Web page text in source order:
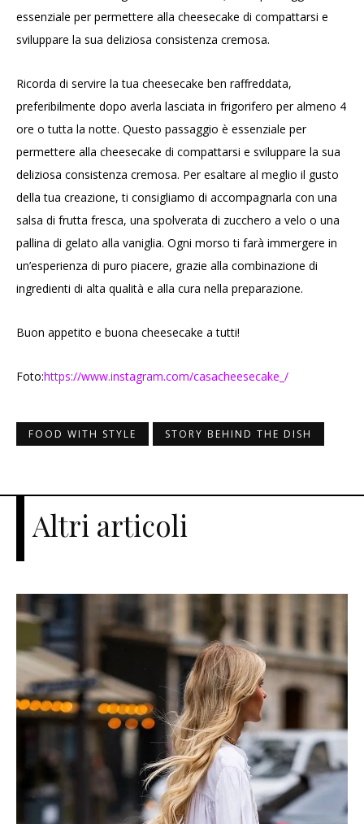
essenziale per permettere alla cheesecake di compattarsi e
sviluppare la sua deliziosa consistenza cremosa.
Ricorda di servire la tua cheesecake ben raffreddata,
preferibilmente dopo averla lasciata in frigorifero per almeno 4
ore o tutta la notte. Questo passaggio è essenziale per
permettere alla cheesecake di compattarsi e sviluppare la sua
deliziosa consistenza cremosa. Per esaltare al meglio il gusto
della tua creazione, ti consigliamo di accompagnarla con una
salsa di frutta fresca, una spolverata di zucchero a velo o una
pallina di gelato alla vaniglia. Ogni morso ti farà immergere in
un’esperienza di puro piacere, grazie alla combinazione di
ingredienti di alta qualità e alla cura nella preparazione.
Buon appetito e buona cheesecake a tutti!
Foto:https://www.instagram.com/casacheesecake_/
FOOD WITH STYLE STORY BEHIND THE DISH
Altri articoli